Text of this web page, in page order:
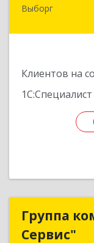
Выборг
Клиентов на
1С:Специалист
188800,
Группа
Сервис"